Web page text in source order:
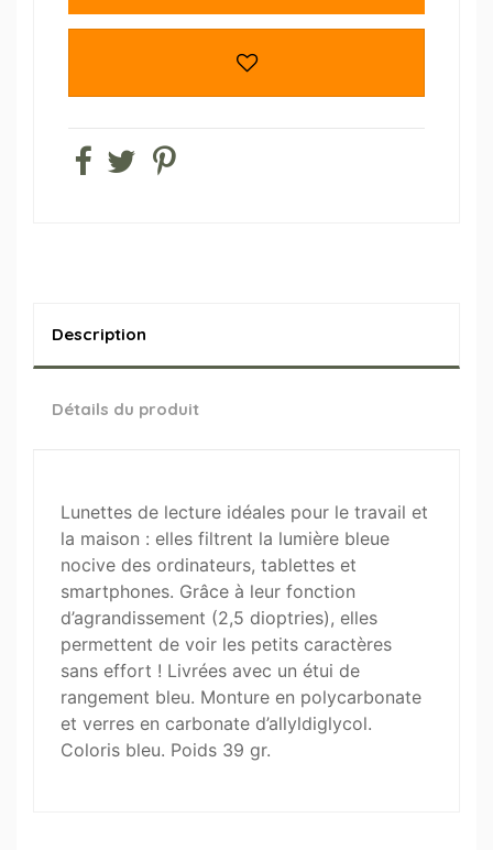
Description
Détails du produit
Lunettes de lecture idéales pour le travail et
la maison : elles filtrent la lumière bleue
nocive des ordinateurs, tablettes et
smartphones. Grâce à leur fonction
d’agrandissement (2,5 dioptries), elles
permettent de voir les petits caractères
sans effort ! Livrées avec un étui de
rangement bleu. Monture en polycarbonate
et verres en carbonate d’allyldiglycol.
Coloris bleu. Poids 39 gr.